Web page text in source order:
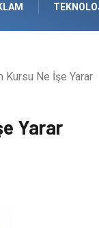
Kursu Ne İşe Yarar
Yarar